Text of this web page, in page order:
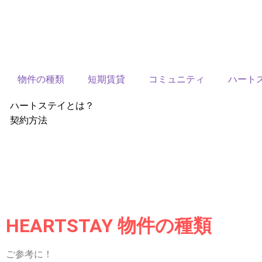
物件の種類 短期賃貸 コミュニティ ハート
ハートステイとは？
契約方法
HEARTSTAY 物件の種類
ご参考に！